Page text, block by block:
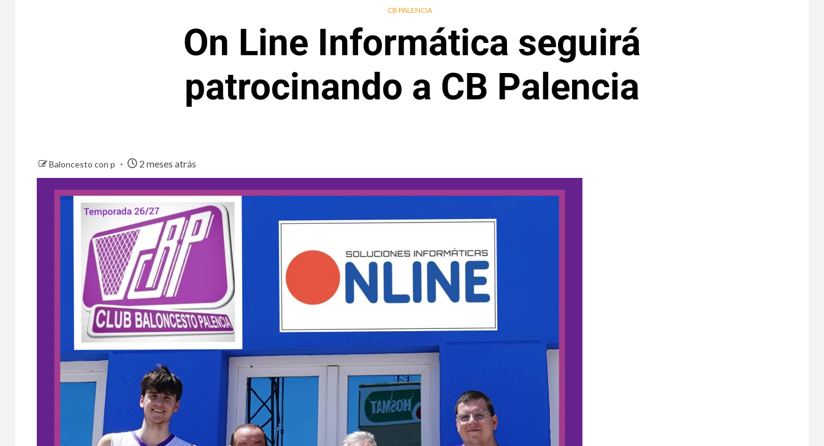
CB PALENCIA
On Line Informática seguirá
patrocinando a CB Palencia
Baloncesto con p 2 meses atrás